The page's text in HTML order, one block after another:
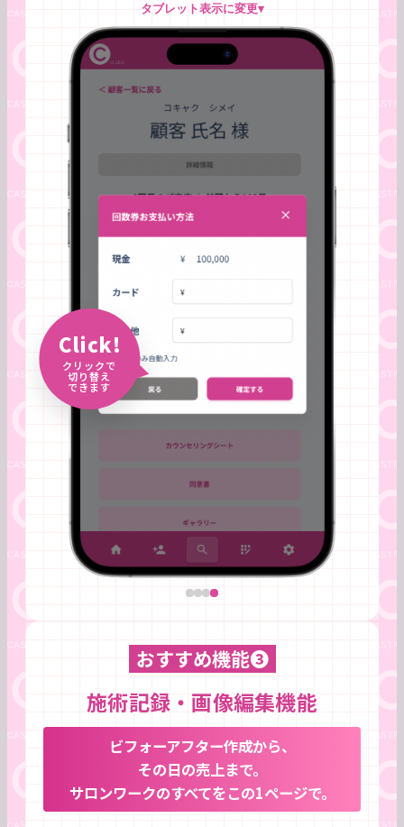
タブレット表示に変更
Click!
クリックで
切り替え
できます
おすすめ機能❸
施術記録・画像編集機能
ビフォーアフター作成から、
その日の売上まで。
サロンワークのすべてをこの1ページで。